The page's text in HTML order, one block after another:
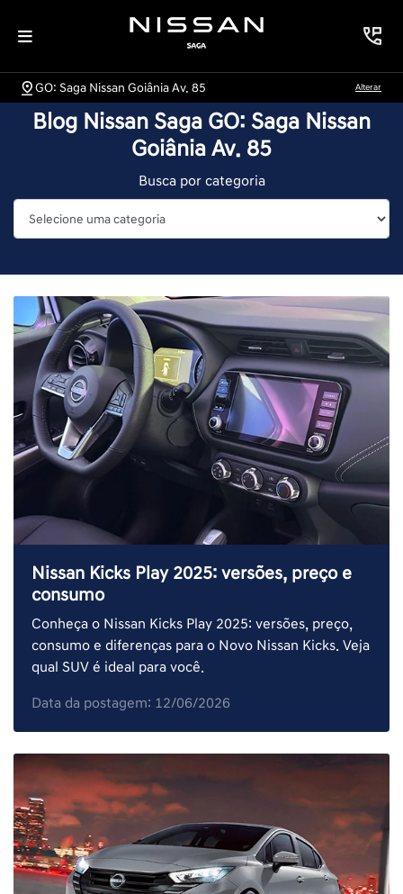
GO: Saga Nissan Goiânia Av. 85 Alterar
Blog Nissan Saga GO: Saga Nissan
Goiânia Av. 85
Busca por categoria
Nissan Kicks Play 2025: versões, preço e
consumo
Conheça o Nissan Kicks Play 2025: versões, preço,
consumo e diferenças para o Novo Nissan Kicks. Veja
qual SUV é ideal para você.
Data da postagem: 12/06/2026